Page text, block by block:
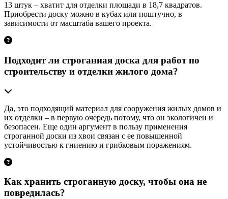
13 штук – хватит для отделки площади в 18,7 квадратов.
Приобрести доску можно в кубах или поштучно, в
зависимости от масштаба вашего проекта.
Подходит ли строганная доска для работ по
строительству и отделки жилого дома?
Да, это подходящий материал для сооружения жилых домов и
их отделки – в первую очередь потому, что он экологичен и
безопасен. Еще один аргумент в пользу применения
строганной доски из хвои связан с ее повышенной
устойчивостью к гниению и грибковым поражениям.
Как хранить строганную доску, чтобы она не
повредилась?